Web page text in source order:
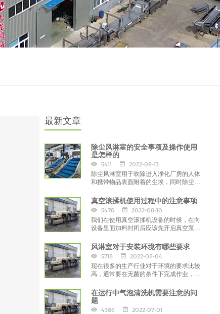
最新文章
除尘风淋室的安全事项及操作使用
是怎样的
5411
2022-09-13
除尘风淋室用于吹除进入净化厂房的人体
和携带物品表面附着的尘埃，同时除尘风
气进入洁净区域，
真空滚揉机使用过程中的注意事项
5476
2022-08-10
我们在使用真空滚揉机设备的时候，在向
设备里面加料封闭后应该先开启真空泵抽
风淋室对于安装环境有哪些要求
5718
2022-08-04
现在很多的生产行业对于环境的要求比较
高，通常要在无菌的条件下完成作业，以
使用风淋室。
在运行中气泡清洗机需要注意的问
题
4386
2022-07-01